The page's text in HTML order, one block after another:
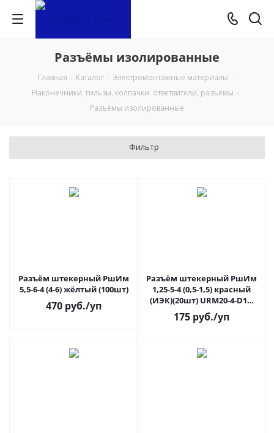
Разъёмы изолированные
Главная - Каталог - Электромонтажные материалы -
Наконечники, гильзы, колпачки. ответвители, разъёмы -
Разъёмы изолированные
Фильтр
Разъём штекерный РшИм
5,5-6-4 (4-6) жёлтый (100шт)
470 руб./уп
Разъём штекерный РшИм
1,25-5-4 (0,5-1,5) красный
(ИЭК)(20шт) URM20-4-D15-
D17-4
175 руб./уп